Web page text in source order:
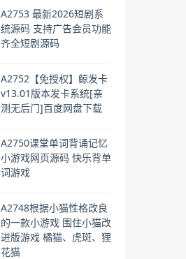
A2753 最新2026短剧系
统源码 支持广告会员功能
齐全短剧源码
A2752【免授权】鲸发卡
v13.01版本发卡系统[亲
测无后门]百度网盘下载
A2750课堂单词背诵记忆
小游戏网页源码 快乐背单
词游戏
A2748根据小猫性格改良
的一款小游戏 围住小猫改
进版游戏 橘猫、虎斑、狸
花猫